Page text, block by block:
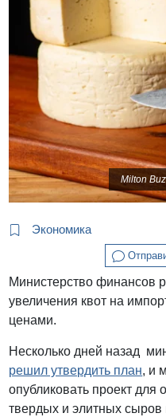
Milton
Экономика
Министерство финансов
увеличения квот на
ценами.
Несколько дней назад
решил утвердить план, и
опубликовать проект
твердых и элитных сыров